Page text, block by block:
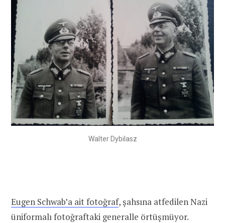
Walter Dybilasz
Eugen Schwab’a ait fotoğraf, şahsına atfedilen Nazi
üniformalı fotoğraftaki generalle örtüşmüyor.